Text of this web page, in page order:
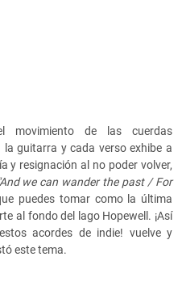
de las cuerdas
guitarra y cada verso exhibe a
y resignación al no poder volver,
we can wander the past / For
puedes tomar como la última
al fondo del lago Hopewell. ¡Así
acordes de indie! vuelve y
este tema.